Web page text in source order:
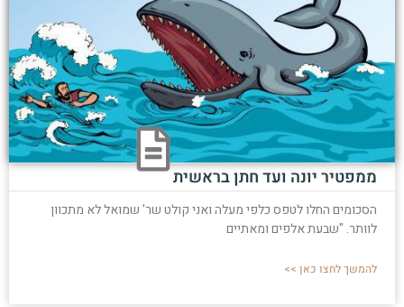
ממפטיר יונה ועד חתן בראשית
הסכומים החלו לטפס כלפי מעלה ואני קולט שר' שמואל לא מתכוון
לוותר. "שבעת אלפים ומאתיים
להמשך לחצו כאן >>